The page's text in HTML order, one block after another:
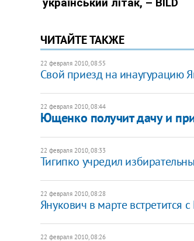
ЧИТАЙТЕ ТАКЖЕ
22 февраля 2010, 08:55
Свой приезд на инаугурацию
22 февраля 2010, 08:44
Ющенко получит дачу и
22 февраля 2010, 08:33
Тигипко учредил
22 февраля 2010, 08:28
Янукович в марте встретится
22 февраля 2010, 08:26